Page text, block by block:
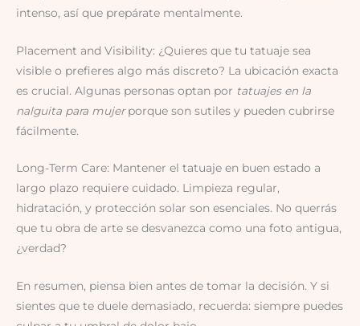
intenso, así que prepárate mentalmente.
Placement and Visibility: ¿Quieres que tu tatuaje sea
visible o prefieres algo más discreto? La ubicación exacta
es crucial. Algunas personas optan por tatuajes en la
nalguita para mujerporque son sutiles y pueden cubrirse
fácilmente.
Long-Term Care: Mantener el tatuaje en buen estado a
largo plazo requiere cuidado. Limpieza regular,
hidratación, y protección solar son esenciales. No querrás
que tu obra de arte se desvanezca como una foto antigua,
¿verdad?
En resumen, piensa bien antes de tomar la decisión. Y si
sientes que te duele demasiado, recuerda: siempre puedes